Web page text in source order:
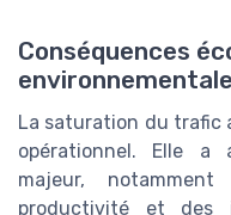
Conséquences
La saturation du trafic
opérationnel. Elle a
majeur,
productivité et des